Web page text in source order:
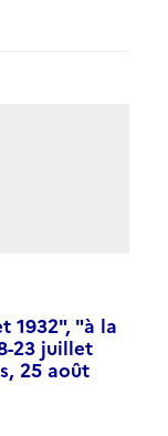
1932", "à la
23 juillet
25 août